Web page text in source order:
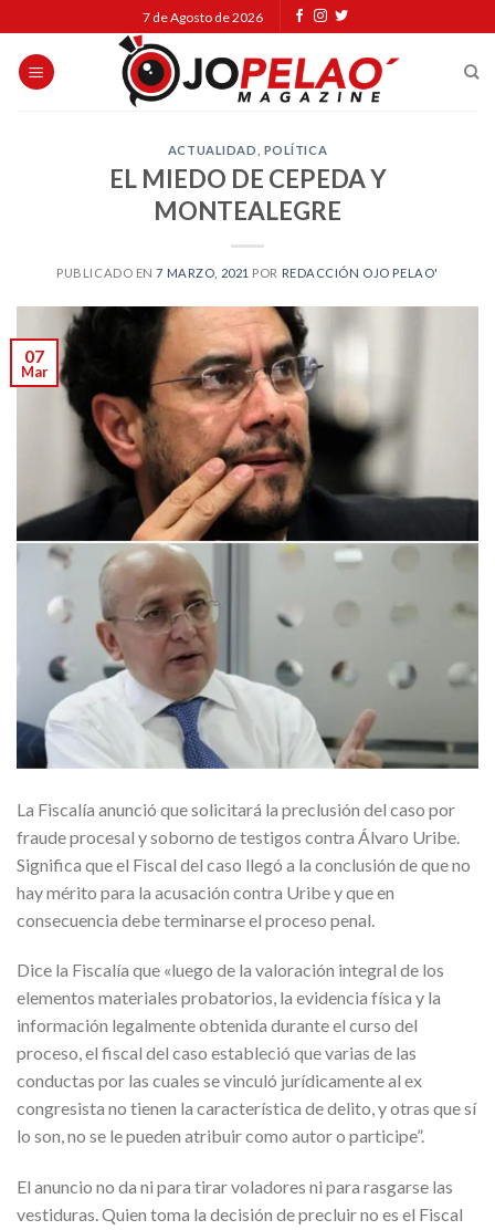
to
content
7 de Agosto de 2026
ACTUALIDAD POLÍTICA
EL MIEDO DE CEPEDA Y
MONTEALEGRE
PUBLICADO EN7 MARZO, 2021 POR REDACCIÓN OJO PELAO'
07
Mar
La Fiscalía anunció que solicitará la preclusión del caso por
fraude procesal y soborno de testigos contra Álvaro Uribe.
Significa que el Fiscal del caso llegó a la conclusión de que no
hay mérito para la acusación contra Uribe y que en
consecuencia debe terminarse el proceso penal.
Dice la Fiscalía que «luego de la valoración integral de los
elementos materiales probatorios, la evidencia física y la
información legalmente obtenida durante el curso del
proceso, el fiscal del caso estableció que varias de las
conductas por las cuales se vinculó jurídicamente al ex
congresista no tienen la característica de delito, y otras que sí
lo son, no se le pueden atribuir como autor o participe”.
El anuncio no da ni para tirar voladores ni para rasgarse las
vestiduras. Quien toma la decisión de precluir no es el Fiscal